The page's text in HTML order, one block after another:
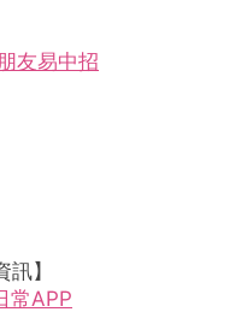
友易中招
】
常APP